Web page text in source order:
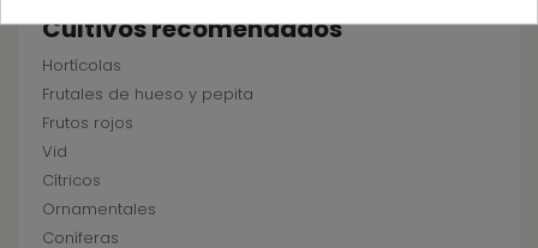
Cultivos recomendados
Hortícolas
Frutales de hueso y pepita
Frutos rojos
Vid
Cítricos
Ornamentales
Coníferas